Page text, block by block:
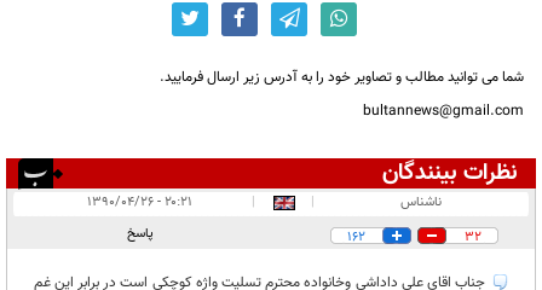
شما می توانید مطالب و تصاویر خود را به آدرس زیر ارسال فرمایید.
bultannews@gmail.com
نظرات بینندگان
۵۵۹
در انتظار بررسی:
ناشناس |
|
۲۰:۲۱ - ۱۳۹۰/۰۴/۲۶
32
162 پاسخ
جناب اقای علی داداشی وخانواده محترم تسلیت واژه کوچکی است در برابر این غم